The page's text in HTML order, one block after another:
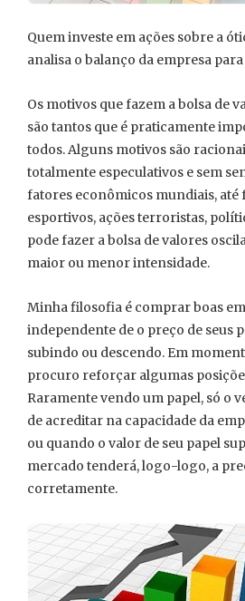
Quem investe em ações sobre a
analisa o balanço da empresa
Os motivos que fazem a bolsa de
são tantos que é praticamente
todos. Alguns motivos são
totalmente especulativos e sem
fatores econômicos mundiais, até
esportivos, ações terroristas,
pode fazer a bolsa de valores
maior ou menor intensidade.
Minha filosofia é comprar boas
independente de o preço de seus
subindo ou descendo. Em
procuro reforçar algumas
Raramente vendo um papel, só o
de acreditar na capacidade da
ou quando o valor de seu papel
mercado tenderá, logo-logo, a
corretamente.